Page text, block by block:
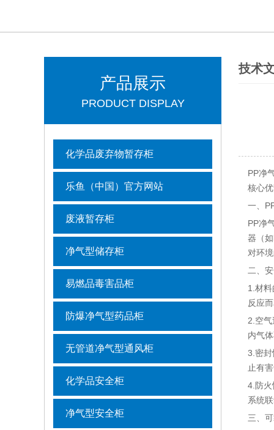
产品展示
PRODUCT DISPLAY
化学品废弃物暂存柜
乐鱼（中国）官方网站
废液暂存柜
净气型储存柜
易燃品毒害品柜
防爆净气型药品柜
无管道净气型通风柜
化学品安全柜
净气型安全柜
技术
PP净
核心
一、
PP净
器（
对环境
二、
1.材
反应
2.空
内气
3.密封
止有
4.防火
系统
三、